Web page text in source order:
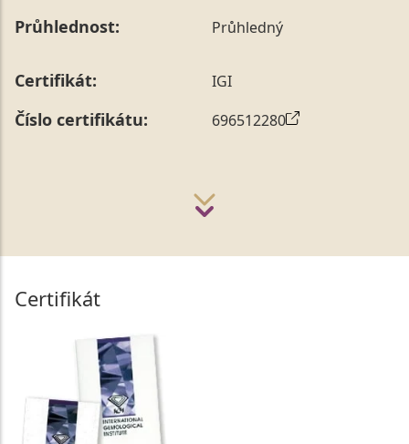
Průhlednost: Průhledný
Certifikát: IGI
Číslo certifikátu: 696512280
Certifikát